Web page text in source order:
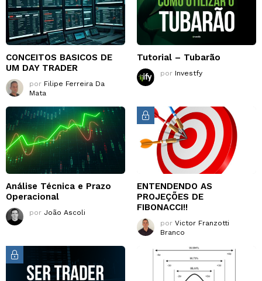
CONCEITOS BASICOS DE
UM DAY TRADER
por Filipe Ferreira Da
Mata
Tutorial – Tubarão
por Investfy
Análise Técnica e Prazo
Operacional
por João Ascoli
ENTENDENDO AS
PROJEÇÕES DE
FIBONACCI!!
por Victor Franzotti
Branco